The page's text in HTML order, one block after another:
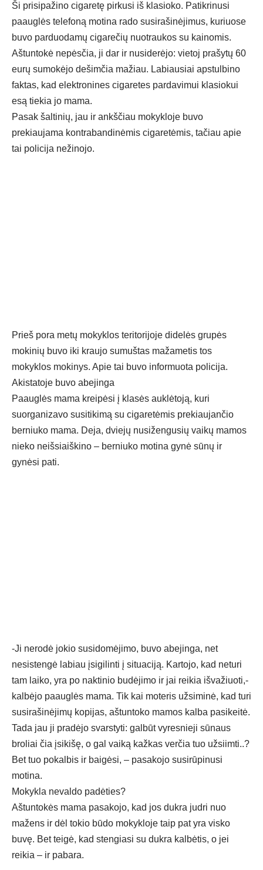
Ši prisipažino cigaretę pirkusi iš klasioko. Patikrinusi
paauglės telefoną motina rado susirašinėjimus, kuriuose
buvo parduodamų cigarečių nuotraukos su kainomis.
Aštuntokė nepėsčia, ji dar ir nusiderėjo: vietoj prašytų 60
eurų sumokėjo dešimčia mažiau. Labiausiai apstulbino
faktas, kad elektronines cigaretes pardavimui klasiokui
esą tiekia jo mama.
Pasak šaltinių, jau ir ankščiau mokykloje buvo
prekiaujama kontrabandinėmis cigaretėmis, tačiau apie
tai policija nežinojo.
Prieš pora metų mokyklos teritorijoje didelės grupės
mokinių buvo iki kraujo sumuštas mažametis tos
mokyklos mokinys. Apie tai buvo informuota policija.
Akistatoje buvo abejinga
Paauglės mama kreipėsi į klasės auklėtoją, kuri
suorganizavo susitikimą su cigaretėmis prekiaujančio
berniuko mama. Deja, dviejų nusižengusių vaikų mamos
nieko neišsiaiškino – berniuko motina gynė sūnų ir
gynėsi pati.
-Ji nerodė jokio susidomėjimo, buvo abejinga, net
nesistengė labiau įsigilinti į situaciją. Kartojo, kad neturi
tam laiko, yra po naktinio budėjimo ir jai reikia išvažiuoti,-
kalbėjo paauglės mama. Tik kai moteris užsiminė, kad turi
susirašinėjimų kopijas, aštuntoko mamos kalba pasikeitė.
Tada jau ji pradėjo svarstyti: galbūt vyresnieji sūnaus
broliai čia įsikišę, o gal vaiką kažkas verčia tuo užsiimti..?
Bet tuo pokalbis ir baigėsi, – pasakojo susirūpinusi
motina.
Mokykla nevaldo padėties?
Aštuntokės mama pasakojo, kad jos dukra judri nuo
mažens ir dėl tokio būdo mokykloje taip pat yra visko
buvę. Bet teigė, kad stengiasi su dukra kalbėtis, o jei
reikia – ir pabara.